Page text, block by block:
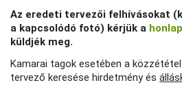
Az eredeti tervezői felhívásokat (
a kapcsolódó fotó) kérjük a
küldjék meg.
Kamarai tagok esetében a
tervező keresése hirdetmény és